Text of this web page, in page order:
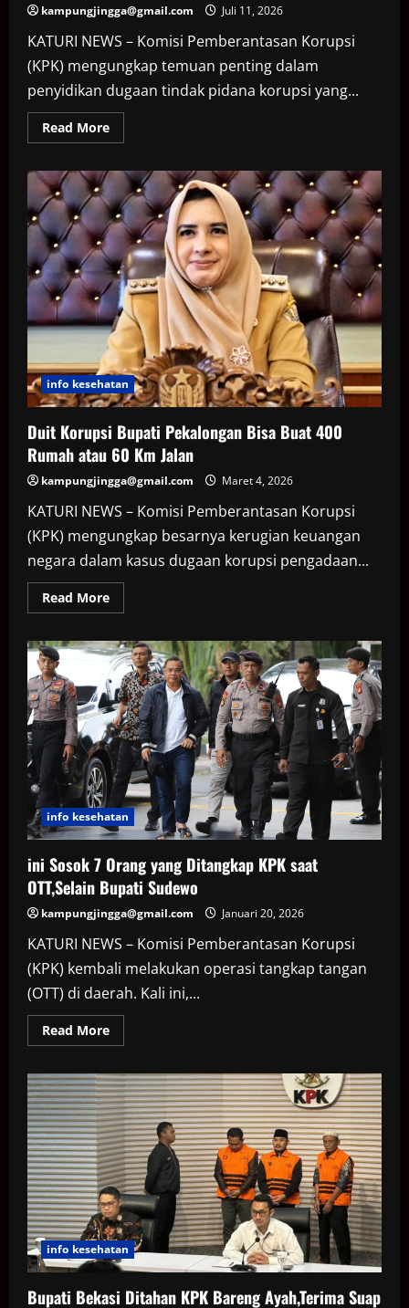
kampungjingga@gmail.com Juli 11, 2026
KATURI NEWS – Komisi Pemberantasan Korupsi
(KPK) mengungkap temuan penting dalam
penyidikan dugaan tindak pidana korupsi yang...
Read MoreRead
more
Sukoharjo
Punya
Safe
House
untuk
Sembunyikan
Aset
Rp
21,2
M
info kesehatan
Duit Korupsi Bupati Pekalongan Bisa Buat 400
Rumah atau 60 Km Jalan
kampungjingga@gmail.com Maret 4, 2026
KATURI NEWS – Komisi Pemberantasan Korupsi
(KPK) mengungkap besarnya kerugian keuangan
negara dalam kasus dugaan korupsi pengadaan...
Read MoreRead
more
Korupsi
Bupati
Pekalongan
Bisa
Buat
400
Rumah
atau
60
Km
Jalan
info kesehatan
ini Sosok 7 Orang yang Ditangkap KPK saat
OTT,Selain Bupati Sudewo
kampungjingga@gmail.com Januari 20, 2026
KATURI NEWS – Komisi Pemberantasan Korupsi
(KPK) kembali melakukan operasi tangkap tangan
(OTT) di daerah. Kali ini,...
Read MoreRead
more
Sosok
7
Orang
yang
Ditangkap
KPK
saat
OTT,Selain
Bupati
Sudewo
info kesehatan
Bupati Bekasi Ditahan KPK Bareng Ayah,Terima Suap